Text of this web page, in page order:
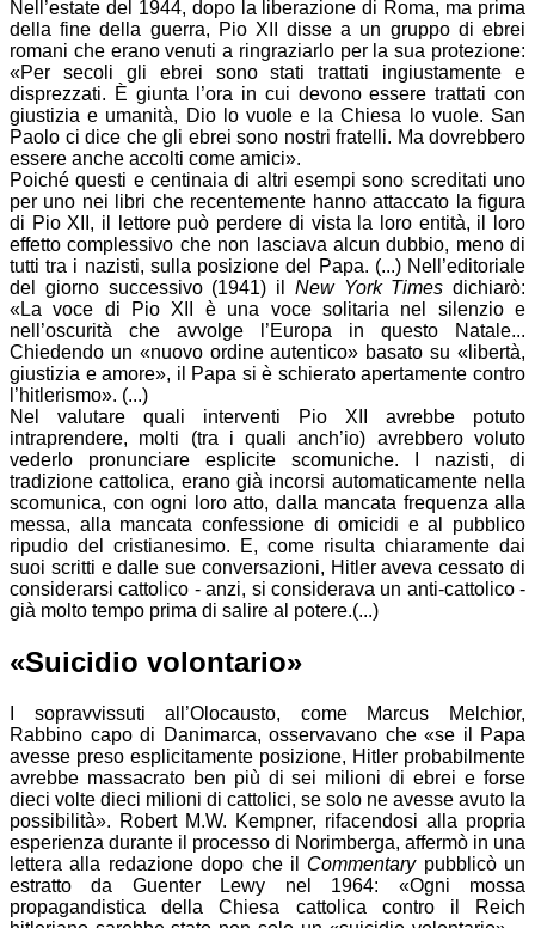
Nell’estate del 1944, dopo la liberazione di Roma, ma prima
della fine della guerra, Pio XII disse a un gruppo di ebrei
romani che erano venuti a ringraziarlo per la sua protezione:
«Per secoli gli ebrei sono stati trattati ingiustamente e
disprezzati. È giunta l’ora in cui devono essere trattati con
giustizia e umanità, Dio lo vuole e la Chiesa lo vuole. San
Paolo ci dice che gli ebrei sono nostri fratelli. Ma dovrebbero
essere anche accolti come amici».
Poiché questi e centinaia di altri esempi sono screditati uno
per uno nei libri che recentemente hanno attaccato la figura
di Pio XII, il lettore può perdere di vista la loro entità, il loro
effetto complessivo che non lasciava alcun dubbio, meno di
tutti tra i nazisti, sulla posizione del Papa. (...) Nell’editoriale
del giorno successivo (1941) il New York Times dichiarò:
«La voce di Pio XII è una voce solitaria nel silenzio e
nell’oscurità che avvolge l’Europa in questo Natale...
Chiedendo un «nuovo ordine autentico» basato su «libertà,
giustizia e amore», il Papa si è schierato apertamente contro
l’hitlerismo». (...)
Nel valutare quali interventi Pio XII avrebbe potuto
intraprendere, molti (tra i quali anch’io) avrebbero voluto
vederlo pronunciare esplicite scomuniche. I nazisti, di
tradizione cattolica, erano già incorsi automaticamente nella
scomunica, con ogni loro atto, dalla mancata frequenza alla
messa, alla mancata confessione di omicidi e al pubblico
ripudio del cristianesimo. E, come risulta chiaramente dai
suoi scritti e dalle sue conversazioni, Hitler aveva cessato di
considerarsi cattolico - anzi, si considerava un anti-cattolico -
già molto tempo prima di salire al potere.(...)
«Suicidio volontario»
I sopravvissuti all’Olocausto, come Marcus Melchior,
Rabbino capo di Danimarca, osservavano che «se il Papa
avesse preso esplicitamente posizione, Hitler probabilmente
avrebbe massacrato ben più di sei milioni di ebrei e forse
dieci volte dieci milioni di cattolici, se solo ne avesse avuto la
possibilità». Robert M.W. Kempner, rifacendosi alla propria
esperienza durante il processo di Norimberga, affermò in una
lettera alla redazione dopo che il Commentarypubblicò un
estratto da Guenter Lewy nel 1964: «Ogni mossa
propagandistica della Chiesa cattolica contro il Reich